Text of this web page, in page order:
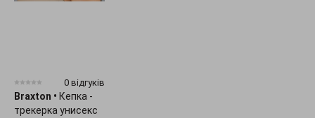
0 відгуків
Braxton • Кепка -
трекерка унисекс